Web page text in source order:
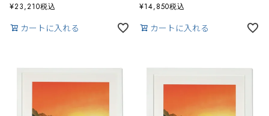
¥23,210税込
カートに入れる
¥14,850税込
カートに入れる